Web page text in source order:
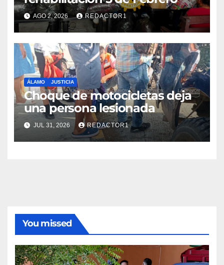
AGO 2, 2026 REDACTOR1
ÁLAMO JUSTICIA
Choque de motocicletas deja
una persona lesionada
JUL 31, 2026 REDACTOR1
You missed